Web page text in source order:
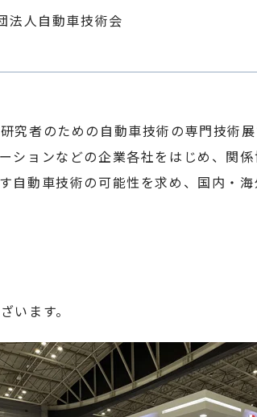
法人自動車技術会
究者のための自動車技術の専門技術
ションなどの企業各社をはじめ、関
自動車技術の可能性を求め、国内・海
います。